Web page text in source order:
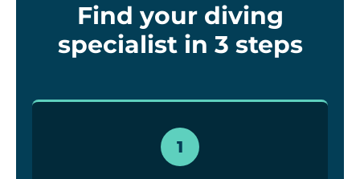
Find your diving
specialist in 3 steps
1